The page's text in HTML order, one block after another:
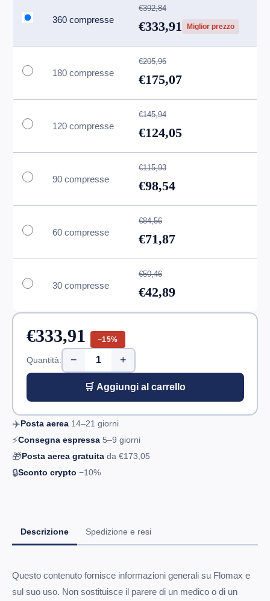
360 compresse
€392,84
€333,91 Miglior prezzo
180 compresse
€205,96
€175,07
120 compresse
€145,94
€124,05
90 compresse
€115,93
€98,54
60 compresse
€84,56
€71,87
30 compresse
€50,46
€42,89
€333,91 −15%
Quantità: − +
🛒 Aggiungi al carrello
✈️Posta aerea 14–21 giorni
⚡Consegna espressa 5–9 giorni
🎁Posta aerea gratuita da €173,05
🔒Sconto crypto −10%
Descrizione Spedizione e resi
Questo contenuto fornisce informazioni generali su Flomax e
sul suo uso. Non sostituisce il parere di un medico o di un